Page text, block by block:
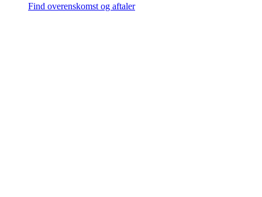
Find overenskomst og aftaler